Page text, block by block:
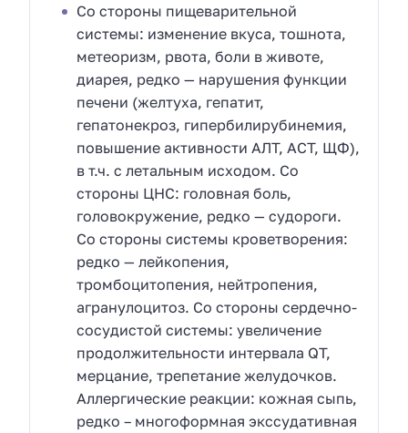
Со стороны пищеварительной
системы: изменение вкуса, тошнота,
метеоризм, рвота, боли в животе,
диарея, редко — нарушения функции
печени (желтуха, гепатит,
гепатонекроз, гипербилирубинемия,
повышение активности АЛТ, АСТ, ЩФ),
в т.ч. с летальным исходом. Со
стороны ЦНС: головная боль,
головокружение, редко — судороги.
Со стороны системы кроветворения:
редко — лейкопения,
тромбоцитопения, нейтропения,
агранулоцитоз. Со стороны сердечно-
сосудистой системы: увеличение
продолжительности интервала QT,
мерцание, трепетание желудочков.
Аллергические реакции: кожная сыпь,
редко – многоформная экссудативная